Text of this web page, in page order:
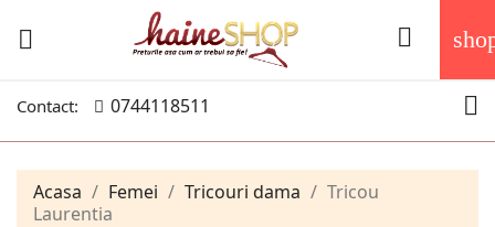
 
Contact: 0744118511 
Acasa Femei Tricouri dama
Tricou
Laurentia